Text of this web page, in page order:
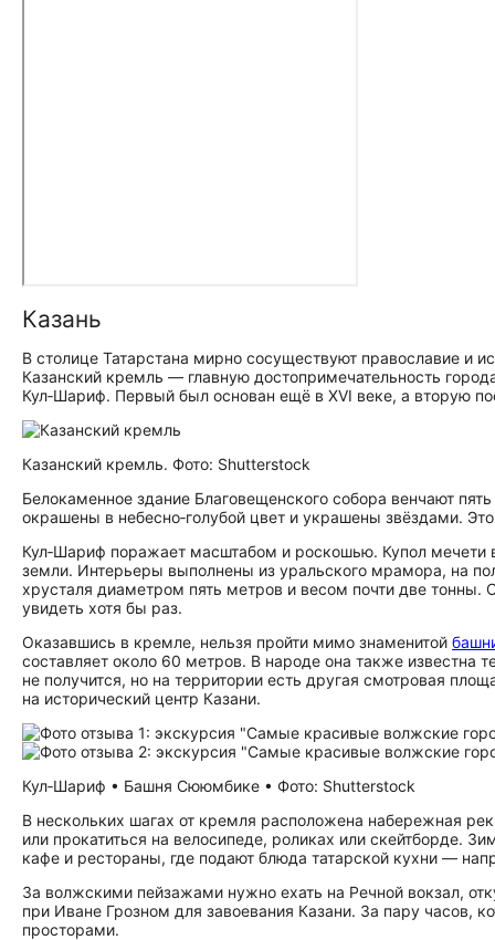
Казань
В столице Татарстана мирно сосуществуют православие и
Казанский кремль — главную до­сто­при­ме­ча­тель­ность
Кул‑Шариф. Первый был основан ещё в XVI веке, а вторую
Казанский кремль. Фото: Shutterstock
Белокаменное здание Благовещенского собора венчают
окрашены в небесно‑голубой цвет и украшены звёздами.
Кул‑Шариф поражает масштабом и роскошью. Купол
земли. Интерьеры выполнены из уральского мрамора, на
хрусталя диаметром пять метров и весом почти две
увидеть хотя бы раз.
Оказавшись в кремле, нельзя пройти мимо знаменитой
составляет около 60 метров. В народе она также известна
не получится, но на территории есть другая смотровая
на исторический центр Казани.
Кул‑Шариф • Башня Сююмбике • Фото: Shutterstock
В нескольких шагах от кремля расположена набережная
или прокатиться на велосипеде, роликах или скейтборде.
кафе и рестораны, где подают блюда татарской кухни —
За волжскими пейзажами нужно ехать на Речной вокзал,
при Иване Грозном для завоевания Казани. За пару часов,
просторами.